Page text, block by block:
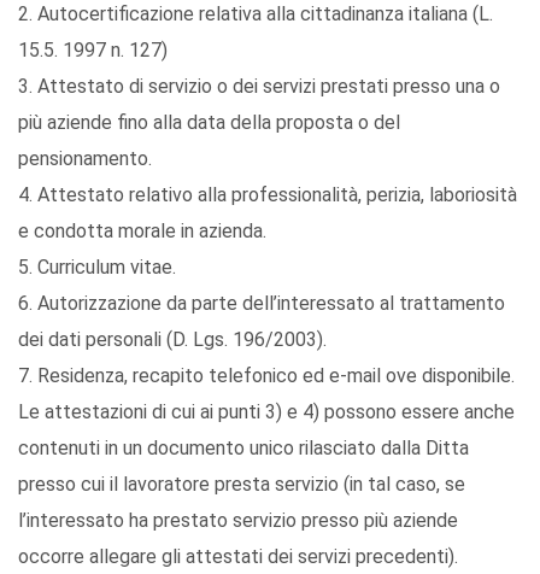
2. Autocertificazione relativa alla cittadinanza italiana (L.
15.5. 1997 n. 127)
3. Attestato di servizio o dei servizi prestati presso una o
più aziende fino alla data della proposta o del
pensionamento.
4. Attestato relativo alla professionalità, perizia, laboriosità
e condotta morale in azienda.
5. Curriculum vitae.
6. Autorizzazione da parte dell’interessato al trattamento
dei dati personali (D. Lgs. 196/2003).
7. Residenza, recapito telefonico ed e-mail ove disponibile.
Le attestazioni di cui ai punti 3) e 4) possono essere anche
contenuti in un documento unico rilasciato dalla Ditta
presso cui il lavoratore presta servizio (in tal caso, se
l’interessato ha prestato servizio presso più aziende
occorre allegare gli attestati dei servizi precedenti).